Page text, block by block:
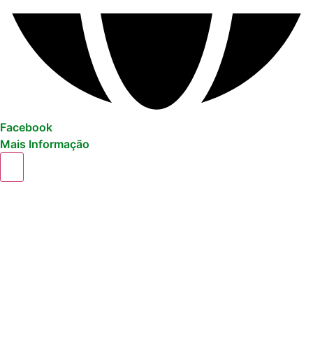
Facebook
Mais Informação